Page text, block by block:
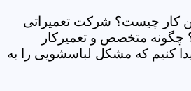
کار چیست؟ شرکت تعمیراتی
چگونه متخصص و تعمیرکار
کنیم که مشکل لباسشویی را به